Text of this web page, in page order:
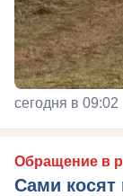
сегодня в 09:02
Обращение в
Сами косят